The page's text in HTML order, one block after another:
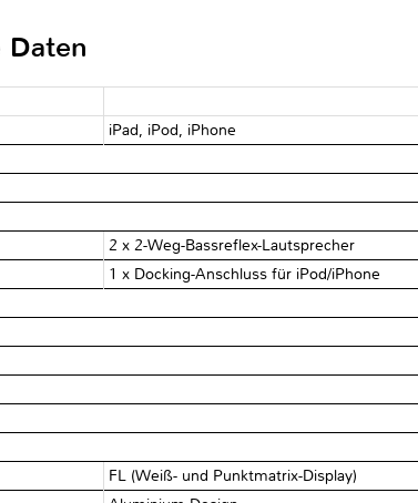
iPad, iPod, iPhone
2 x 2-Weg-Bassreflex-Lautsprecher
1 x Docking-Anschluss für iPod/iPhone
FL (Weiß- und Punktmatrix-Display)